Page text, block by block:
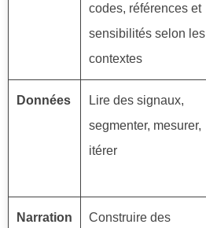
codes, références et
sensibilités selon les
contextes
Données
Lire des signaux,
segmenter, mesurer,
itérer
Narration
Construire des